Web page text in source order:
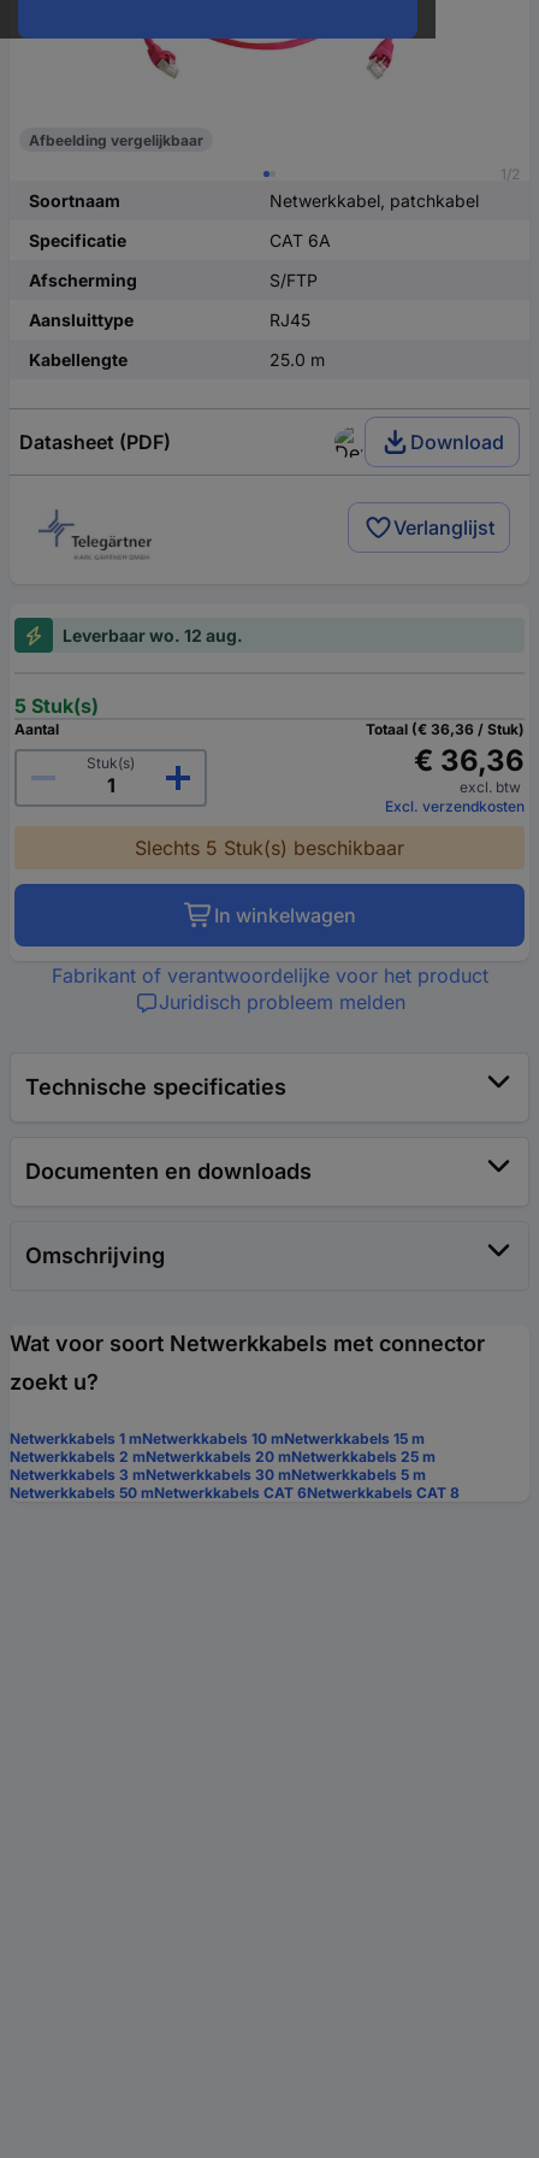
1/2
Afbeelding vergelijkbaar
Soortnaam
Netwerkkabel, patchkabel
Specificatie
CAT 6A
Afscherming
S/FTP
Aansluittype
RJ45
Kabellengte
25.0 m
Datasheet (PDF) Download
Verlanglijst
Leverbaar wo. 12 aug.
5 Stuk(s)
Aantal
Stuk(s)
Totaal (€ 36,36 / Stuk)
€ 36,36
excl. btw
Excl. verzendkosten
Slechts 5 Stuk(s) beschikbaar
In winkelwagen
Fabrikant of verantwoordelijke voor het product
Juridisch probleem melden
Technische specificaties
Documenten en downloads
Omschrijving
Wat voor soort Netwerkkabels met connector
zoekt u?
Netwerkkabels 1 mNetwerkkabels 10 mNetwerkkabels 15 m
Netwerkkabels 2 mNetwerkkabels 20 mNetwerkkabels 25 m
Netwerkkabels 3 mNetwerkkabels 30 mNetwerkkabels 5 m
Netwerkkabels 50 mNetwerkkabels CAT 6Netwerkkabels CAT 8